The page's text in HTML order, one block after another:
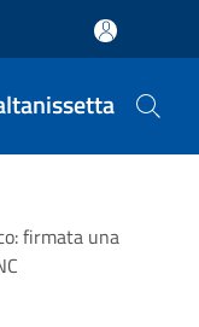
firmata una